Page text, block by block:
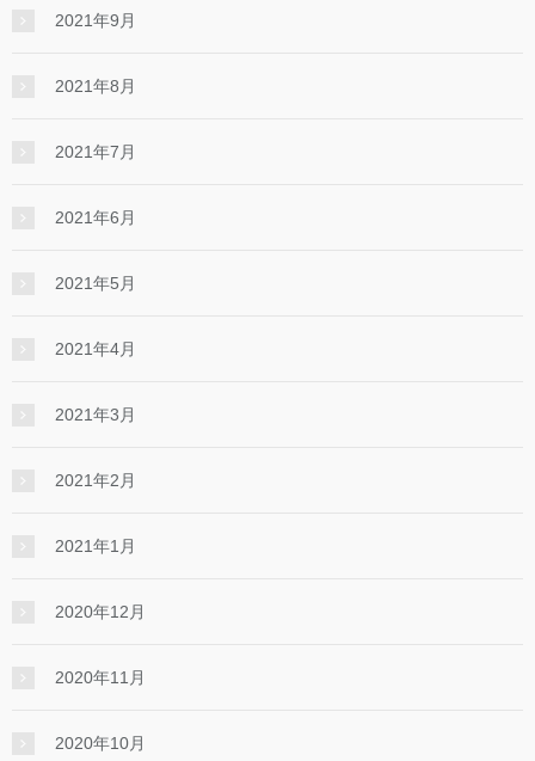
2021年9月
2021年8月
2021年7月
2021年6月
2021年5月
2021年4月
2021年3月
2021年2月
2021年1月
2020年12月
2020年11月
2020年10月